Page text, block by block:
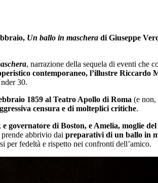
Un ballo in maschera di Giuseppe
, narrazione della sequela di eventi che
contemporaneo, l’illustre Riccardo
30.
1859 al Teatro Apollo di Roma (e non,
censura e di molteplici critiche.
di Boston, e Amelia, moglie
abbrivio dai preparativi di un ballo in
per fedeltà e rispetto nei confronti dell’amico.